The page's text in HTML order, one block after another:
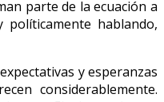
parte de la ecuación a
hablando,
y esperanzas
considerablemente.